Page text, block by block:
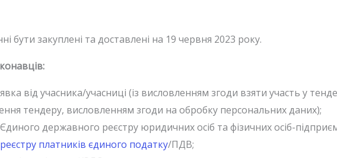
бути закуплені та доставлені на 19 червня 2023 року.
від учасника/учасниці (із висловленням згоди взяти участь у
тендеру, висловленням згоди на обробку персональних даних);
державного реєстру юридичних осіб та фізичних осіб-
платників єдиного податку/ПДВ;